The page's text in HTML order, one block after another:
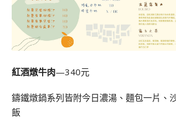
紅酒燉牛肉—340元
鑄鐵燉鍋系列皆附今日濃湯、麵包一片、
飯